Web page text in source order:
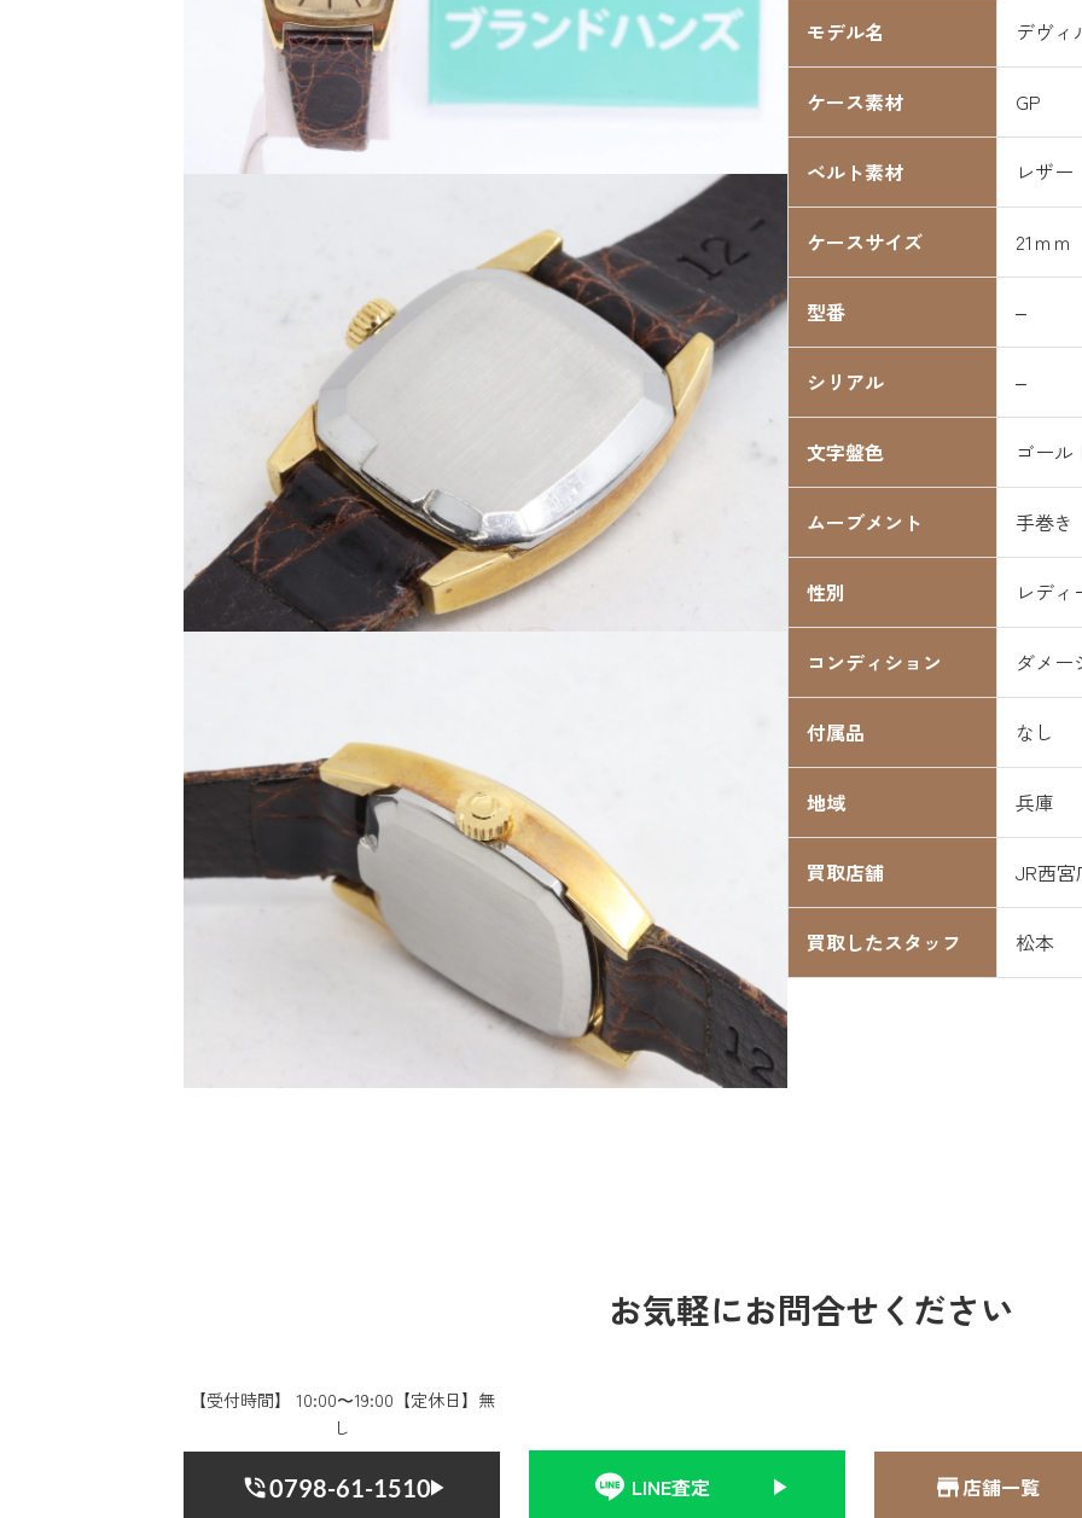
モデル名 デヴィ
ケース素材 GP
ベルト素材 レザー
ケースサイズ 21ｍｍ
型番 –
シリアル –
文字盤色 ゴール
ムーブメント 手巻き
性別 レディ
コンディション ダメー
付属品 なし
地域 兵庫
買取店舗 JR西宮
買取したスタッフ 松本
お気軽にお問合せください
【受付時間】 10:00〜19:00【定休日】無
し
0798-61-1510 LINE査定 店舗一覧